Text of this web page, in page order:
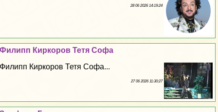
28 06 2026 14:19:24
Филипп Киркоров Тетя Софа
Филипп Киркоров Тетя Софа...
27 06 2026 11:30:27